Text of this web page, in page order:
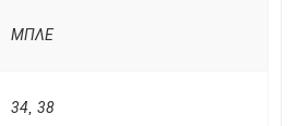
ΜΠΛΕ
34 ,38